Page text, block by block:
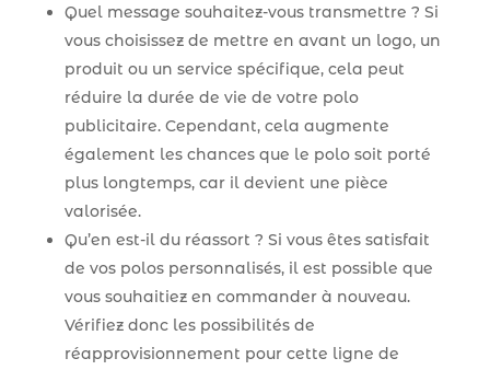
Quel message souhaitez-vous transmettre ? Si
vous choisissez de mettre en avant un logo, un
produit ou un service spécifique, cela peut
réduire la durée de vie de votre polo
publicitaire. Cependant, cela augmente
également les chances que le polo soit porté
plus longtemps, car il devient une pièce
valorisée.
Qu’en est-il du réassort ? Si vous êtes satisfait
de vos polos personnalisés, il est possible que
vous souhaitiez en commander à nouveau.
Vérifiez donc les possibilités de
réapprovisionnement pour cette ligne de